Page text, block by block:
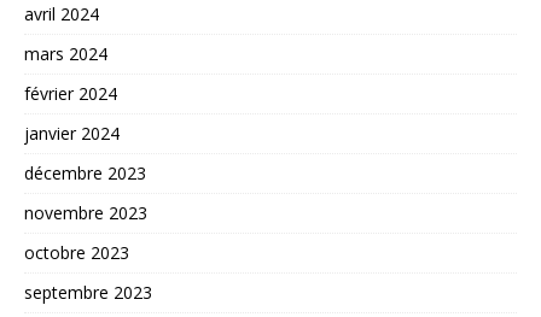
avril 2024
mars 2024
février 2024
janvier 2024
décembre 2023
novembre 2023
octobre 2023
septembre 2023